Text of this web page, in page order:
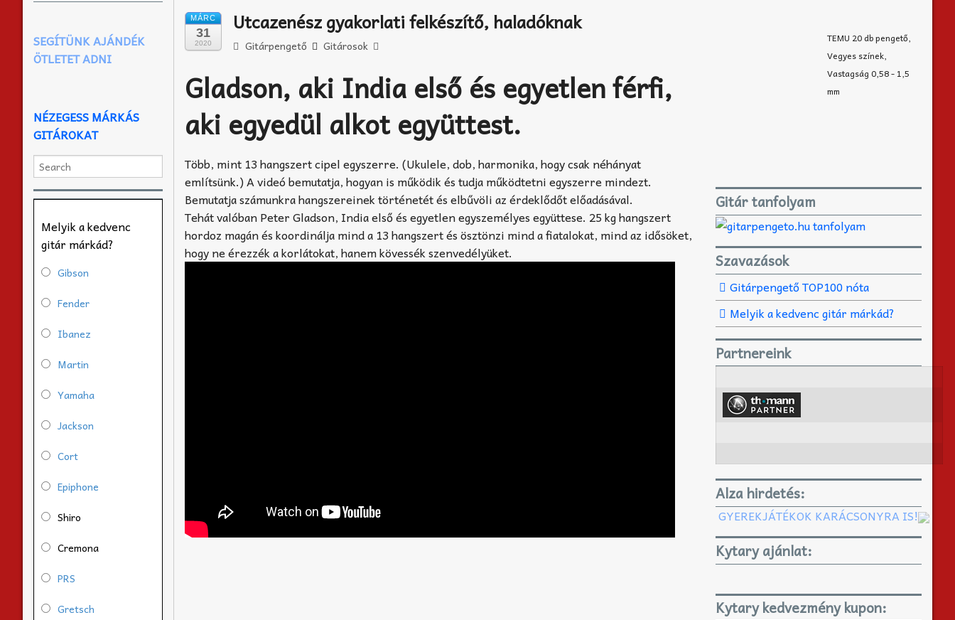
MÁRC
31
2020
Utcazenész gyakorlati felkészítő, haladóknak
Gitárpengető Gitárosok
Gladson, aki India első és egyetlen férfi,
aki egyedül alkot együttest.
Több, mint 13 hangszert cipel egyszerre. (Ukulele, dob, harmonika, hogy csak néhányat
említsünk.) A videó bemutatja, hogyan is működik és tudja működtetni egyszerre mindezt.
Bemutatja számunkra hangszereinek történetét és elbűvöli az érdeklődőt előadásával.
Tehát valóban Peter Gladson, India első és egyetlen egyszemélyes együttese. 25 kg hangszert
hordoz magán és koordinálja mind a 13 hangszert és ösztönzi mind a fiatalokat, mind az idősöket,
hogy ne érezzék a korlátokat, hanem kövessék szenvedélyüket.
SEGÍTÜNK AJÁNDÉK
ÖTLETET ADNI
NÉZEGESS MÁRKÁS
GITÁROKAT
Melyik a kedvenc
gitár márkád?
Gibson
Fender
Ibanez
Martin
Yamaha
Jackson
Cort
Epiphone
Shiro
Cremona
PRS
Gretsch
TEMU 20 db pengető,
Vegyes színek,
Vastagság 0,58 - 1,5
mm
Gitár tanfolyam
Szavazások
Gitárpengető TOP100 nóta
Melyik a kedvenc gitár márkád?
Partnereink
Alza hirdetés:
GYEREKJÁTÉKOK KARÁCSONYRA IS!
Kytary ajánlat:
Kytary kedvezmény kupon: